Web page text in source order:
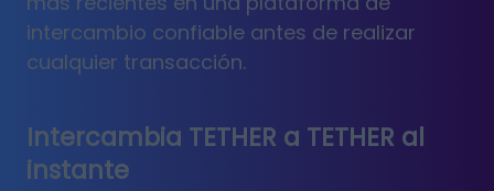
intercambio confiable antes de realizar
cualquier transacción.
Intercambia TETHER a TETHER al
instante